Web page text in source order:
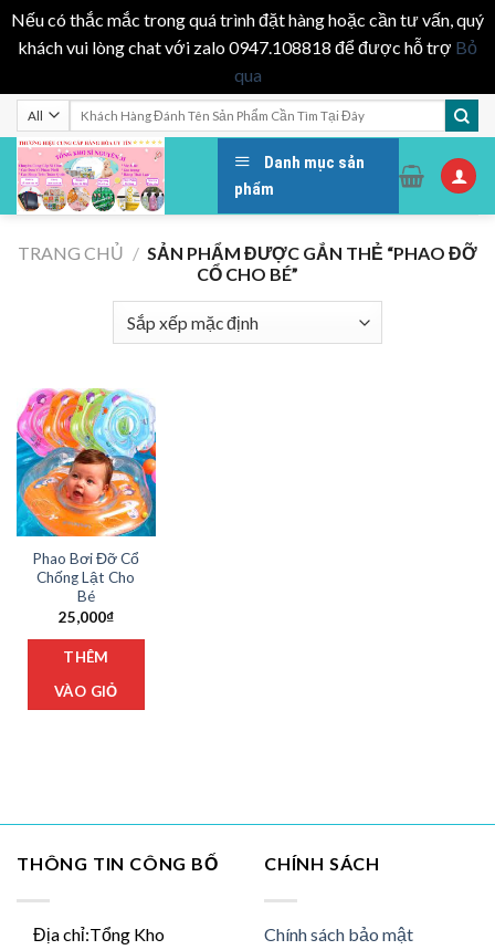
Nếu có thắc mắc trong quá trình đặt hàng hoặc cần tư vấn, quý
khách vui lòng chat với zalo 0947.108818 để được hỗ trợ Bỏ
qua
Skip
to
content
Danh mục sản
phẩm
TRANG CHỦ / SẢN PHẨM ĐƯỢC GẮN THẺ “PHAO ĐỠ
CỔ CHO BÉ”
Phao Bơi Đỡ Cổ
Chống Lật Cho
Bé
25,000₫
THÊM
VÀO GIỎ
THÔNG TIN CÔNG BỐ
Địa chỉ:Tổng Kho
CHÍNH SÁCH
Chính sách bảo mật